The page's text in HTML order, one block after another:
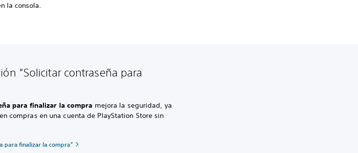
la consola.
“Solicitar contraseña para
para finalizar la compra mejora la seguridad, ya
compras en una cuenta de PlayStation Store sin
para finalizar la compra”